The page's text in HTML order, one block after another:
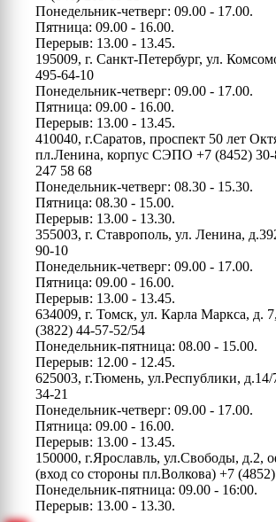
Понедельник-четверг: 09.00 - 17.00.
Пятница: 09.00 - 16.00.
Перерыв: 13.00 - 13.45.
195009, г. Санкт-Петербург, ул.
495-64-10
Понедельник-четверг: 09.00 - 17.00.
Пятница: 09.00 - 16.00.
Перерыв: 13.00 - 13.45.
410040, г.Саратов, проспект 50 лет
пл.Ленина, корпус СЭПО +7 (8452)
247 58 68
Понедельник-четверг: 08.30 - 15.30.
Пятница: 08.30 - 15.00.
Перерыв: 13.00 - 13.30.
355003, г. Ставрополь, ул. Ленина,
90-10
Понедельник-четверг: 09.00 - 17.00.
Пятница: 09.00 - 16.00.
Перерыв: 13.00 - 13.45.
634009, г. Томск, ул. Карла Маркса, д.
(3822) 44-57-52/54
Понедельник-пятница: 08.00 - 15.00.
Перерыв: 12.00 - 12.45.
625003, г.Тюмень, ул.Республики, д.14/
34-21
Понедельник-четверг: 09.00 - 17.00.
Пятница: 09.00 - 16.00.
Перерыв: 13.00 - 13.45.
150000, г.Ярославль, ул.Свободы, д.2,
(вход со стороны пл.Волкова) +7
Понедельник-пятница: 09.00 - 16:00.
Перерыв: 13.00 - 13.30.